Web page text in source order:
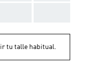
tu talle habitual.